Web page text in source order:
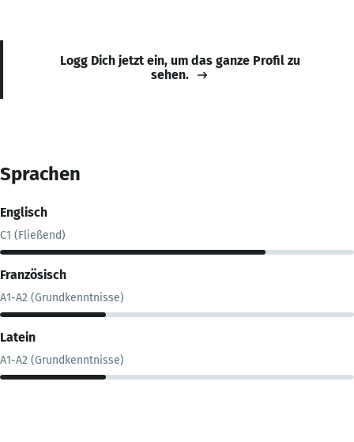
Logg Dich jetzt ein, um das ganze Profil zu
sehen.
Sprachen
Englisch
C1 (Fließend)
Französisch
A1-A2 (Grundkenntnisse)
Latein
A1-A2 (Grundkenntnisse)